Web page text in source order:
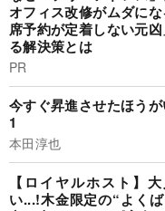
オフィス改修がムダに
席予約が定着しない元
る解決策とは
PR
今すぐ昇進させたほう
1
本田淳也
【ロイヤルホスト】
い...!木金限定の“よく